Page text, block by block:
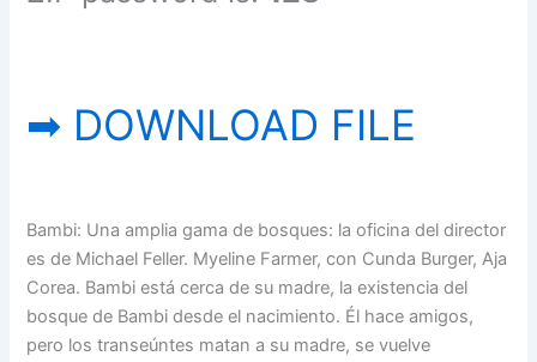
➡ DOWNLOAD FILE
Bambi: Una amplia gama de bosques: la oficina del director
es de Michael Feller. Myeline Farmer, con Cunda Burger, Aja
Corea. Bambi está cerca de su madre, la existencia del
bosque de Bambi desde el nacimiento. Él hace amigos,
pero los transeúntes matan a su madre, se vuelve